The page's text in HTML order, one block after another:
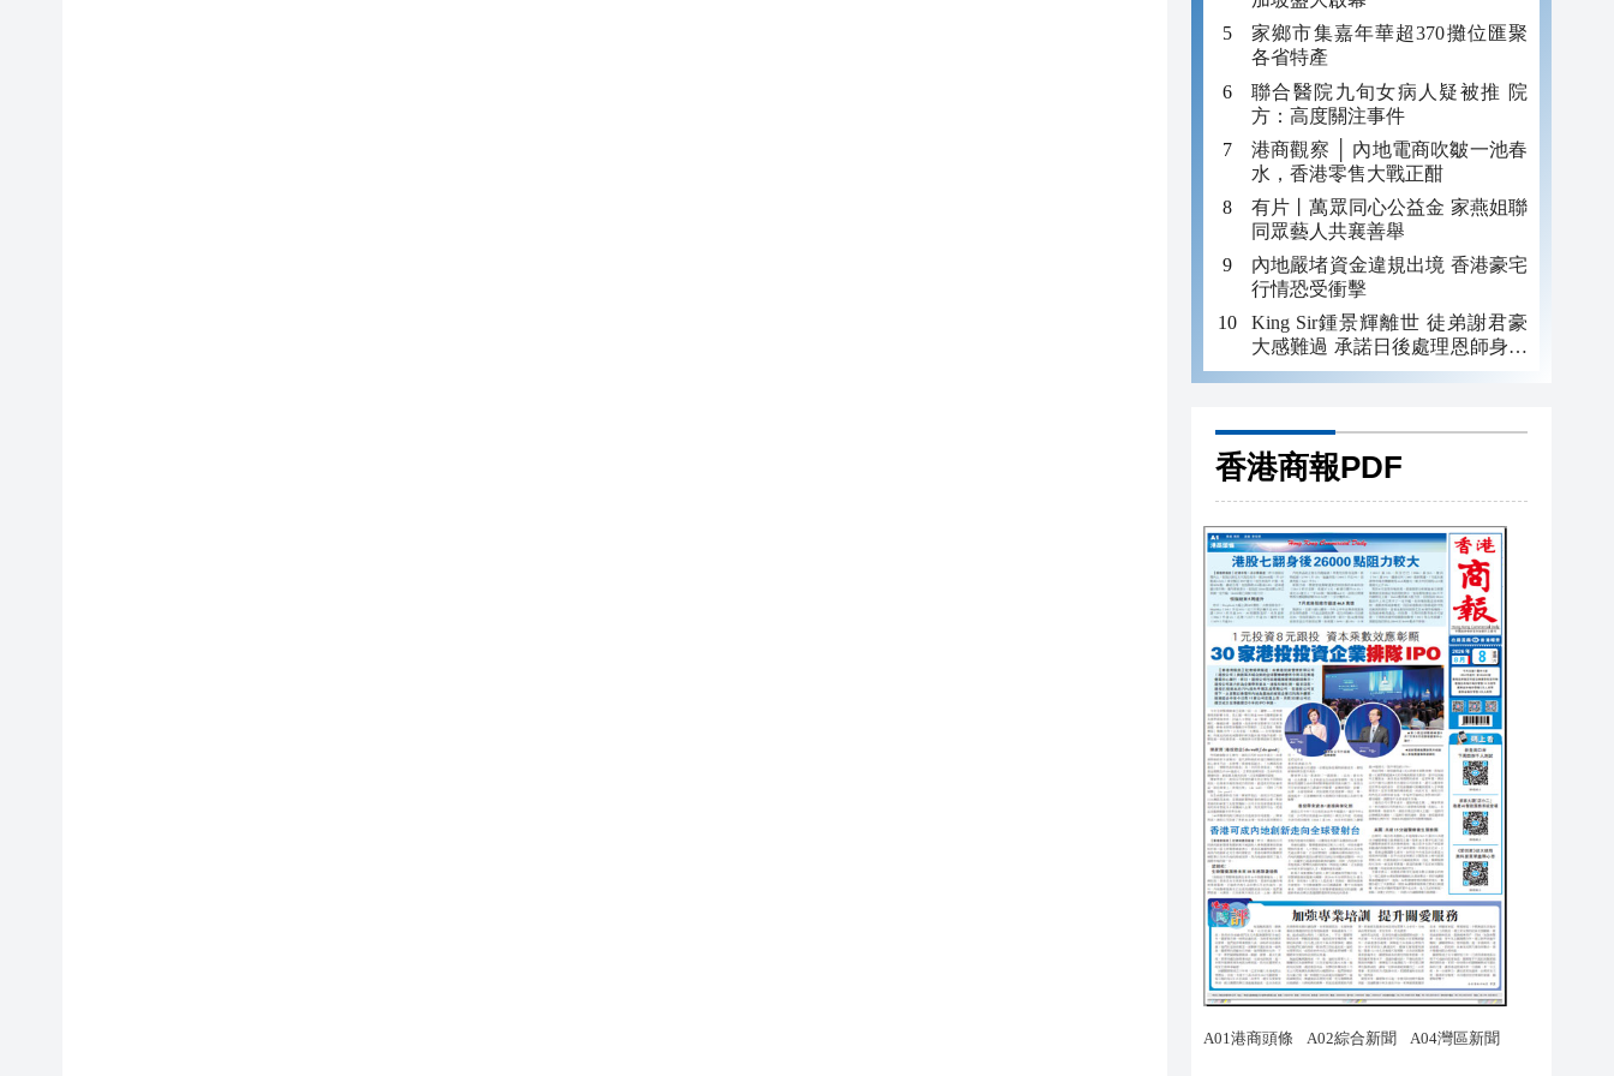
家鄉市集嘉年華超370攤位匯聚
各省特產
聯合醫院九旬女病人疑被推 院
方：高度關注事件
港商觀察 │ 內地電商吹皺一池春
水，香港零售大戰正酣
有片丨萬眾同心公益金 家燕姐聯
同眾藝人共襄善舉
內地嚴堵資金違規出境 香港豪宅
行情恐受衝擊
King Sir鍾景輝離世 徒弟謝君豪
大感難過 承諾日後處理恩師身後
事
香港商報PDF